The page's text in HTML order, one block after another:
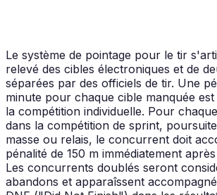
Le système de pointage pour le tir
relevé des cibles électroniques et de
séparées par des officiels de tir. Une
minute pour chaque cible manquée est
la compétition individuelle. Pour
dans la compétition de sprint,
masse ou relais, le concurrent doit
pénalité de 150 m immédiatement
Les concurrents doublés seront
abandons et apparaîssent